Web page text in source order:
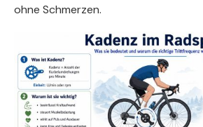
ohne Schmerzen.